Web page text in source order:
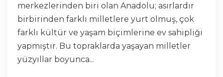
merkezlerinden biri olan Anadolu; asırlardır
birbirinden farklı milletlere yurt olmuş, çok
farklı kültür ve yaşam biçimlerine ev sahipliği
yapmıştır. Bu topraklarda yaşayan milletler
yüzyıllar boyunca...